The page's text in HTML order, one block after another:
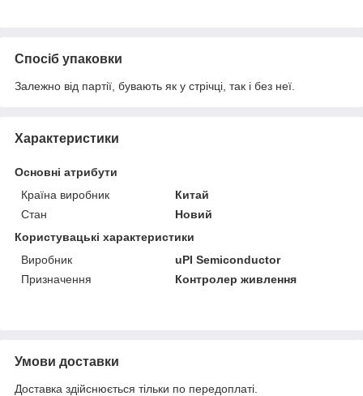
Спосіб упаковки
Залежно від партії, бувають як у стрічці, так і без неї.
Характеристики
Основні атрибути
Країна виробник
Китай
Стан
Новий
Користувацькі характеристики
Виробник
uPI Semiconductor
Призначення
Контролер живлення
Умови доставки
Доставка здійснюється тільки по передоплаті.